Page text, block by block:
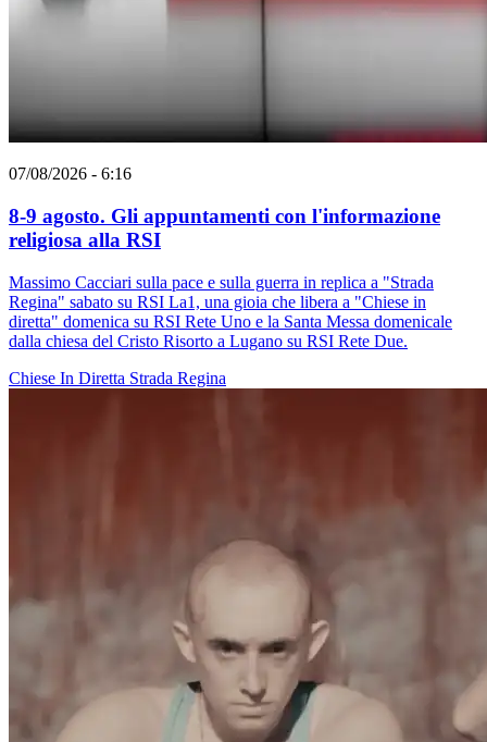
07/08/2026 - 6:16
8-9 agosto. Gli appuntamenti con l'informazione
religiosa alla RSI
Massimo Cacciari sulla pace e sulla guerra in replica a "Strada
Regina" sabato su RSI La1, una gioia che libera a "Chiese in
diretta" domenica su RSI Rete Uno e la Santa Messa domenicale
dalla chiesa del Cristo Risorto a Lugano su RSI Rete Due.
Chiese In Diretta Strada Regina